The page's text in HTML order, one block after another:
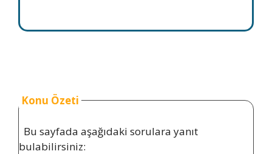
Konu Özeti
Bu sayfada aşağıdaki sorulara yanıt
bulabilirsiniz: